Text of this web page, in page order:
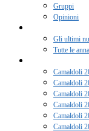
Gruppi
Opinioni
Gli ultimi
Tutte le
Camaldoli
Camaldoli
Camaldoli
Camaldoli
Camaldoli
Camaldoli